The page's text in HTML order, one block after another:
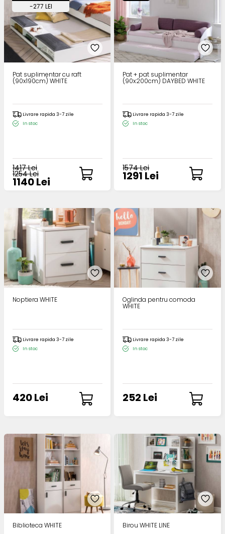
-277 LEI
Pat suplimentar cu raft
(90x190cm) WHITE
Livrare rapida 3-7 zile
In stoc
1417 Lei
1254 Lei
1140 Lei
Pat + pat suplimentar
(90x200cm) DAYBED WHITE
Livrare rapida 3-7 zile
In stoc
1574 Lei
1291 Lei
Noptiera WHITE
Livrare rapida 3-7 zile
In stoc
420 Lei
Oglinda pentru comoda
WHITE
Livrare rapida 3-7 zile
In stoc
252 Lei
Biblioteca WHITE Birou WHITE LINE